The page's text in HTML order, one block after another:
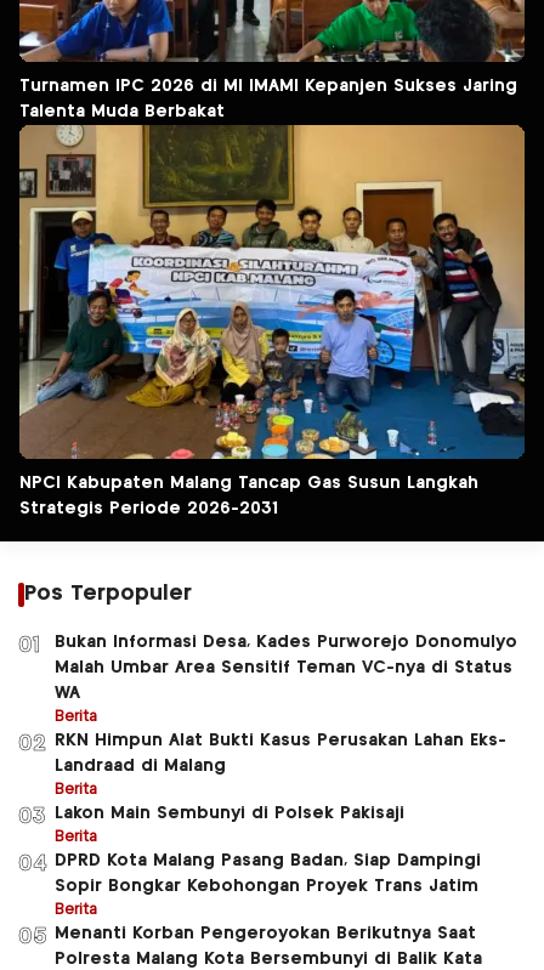
Turnamen IPC 2026 di MI IMAMI Kepanjen Sukses Jaring
Talenta Muda Berbakat
NPCI Kabupaten Malang Tancap Gas Susun Langkah
Strategis Periode 2026-2031
Pos Terpopuler
01
Bukan Informasi Desa, Kades Purworejo Donomulyo
Malah Umbar Area Sensitif Teman VC-nya di Status
WA
Berita
02
RKN Himpun Alat Bukti Kasus Perusakan Lahan Eks-
Landraad di Malang
Berita
03 Lakon Main Sembunyi di Polsek Pakisaji
Berita
04
DPRD Kota Malang Pasang Badan, Siap Dampingi
Sopir Bongkar Kebohongan Proyek Trans Jatim
Berita
05
Menanti Korban Pengeroyokan Berikutnya Saat
Polresta Malang Kota Bersembunyi di Balik Kata